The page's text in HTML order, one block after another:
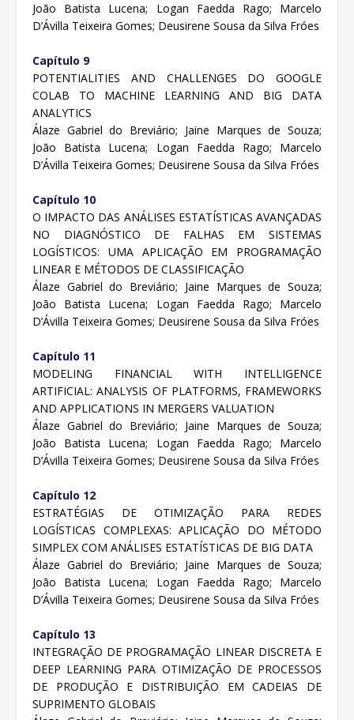
João Batista Lucena; Logan Faedda Rago; Marcelo
D’Ávilla Teixeira Gomes; Deusirene Sousa da Silva Fróes
Capítulo 9
POTENTIALITIES AND CHALLENGES DO GOOGLE
COLAB TO MACHINE LEARNING AND BIG DATA
ANALYTICS
Álaze Gabriel do Breviário; Jaine Marques de Souza;
João Batista Lucena; Logan Faedda Rago; Marcelo
D’Ávilla Teixeira Gomes; Deusirene Sousa da Silva Fróes
Capítulo 10
O IMPACTO DAS ANÁLISES ESTATÍSTICAS AVANÇADAS
NO DIAGNÓSTICO DE FALHAS EM SISTEMAS
LOGÍSTICOS: UMA APLICAÇÃO EM PROGRAMAÇÃO
LINEAR E MÉTODOS DE CLASSIFICAÇÃO
Álaze Gabriel do Breviário; Jaine Marques de Souza;
João Batista Lucena; Logan Faedda Rago; Marcelo
D’Ávilla Teixeira Gomes; Deusirene Sousa da Silva Fróes
Capítulo 11
MODELING FINANCIAL WITH INTELLIGENCE
ARTIFICIAL: ANALYSIS OF PLATFORMS, FRAMEWORKS
AND APPLICATIONS IN MERGERS VALUATION
Álaze Gabriel do Breviário; Jaine Marques de Souza;
João Batista Lucena; Logan Faedda Rago; Marcelo
D’Ávilla Teixeira Gomes; Deusirene Sousa da Silva Fróes
Capítulo 12
ESTRATÉGIAS DE OTIMIZAÇÃO PARA REDES
LOGÍSTICAS COMPLEXAS: APLICAÇÃO DO MÉTODO
SIMPLEX COM ANÁLISES ESTATÍSTICAS DE BIG DATA
Álaze Gabriel do Breviário; Jaine Marques de Souza;
João Batista Lucena; Logan Faedda Rago; Marcelo
D’Ávilla Teixeira Gomes; Deusirene Sousa da Silva Fróes
Capítulo 13
INTEGRAÇÃO DE PROGRAMAÇÃO LINEAR DISCRETA E
DEEP LEARNING PARA OTIMIZAÇÃO DE PROCESSOS
DE PRODUÇÃO E DISTRIBUIÇÃO EM CADEIAS DE
SUPRIMENTO GLOBAIS